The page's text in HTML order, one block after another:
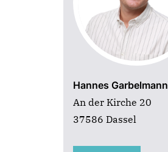
Hannes Garbelmann
An der Kirche 20
37586 Dassel